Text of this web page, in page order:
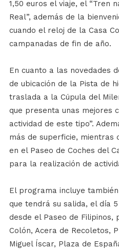
1,50 euros el viaje, el “Tren
Real”, además de la
cuando el reloj de la Casa
campanadas de fin de año.
En cuanto a las novedades
de ubicación de la Pista de
traslada a la Cúpula del
que presenta unas mejores
actividad de este tipo”.
más de superficie, mientras
en el Paseo de Coches del
para la realización de
El programa incluye
que tendrá su salida, el día
desde el Paseo de Filipinos,
Colón, Acera de Recoletos,
Miguel Íscar, Plaza de